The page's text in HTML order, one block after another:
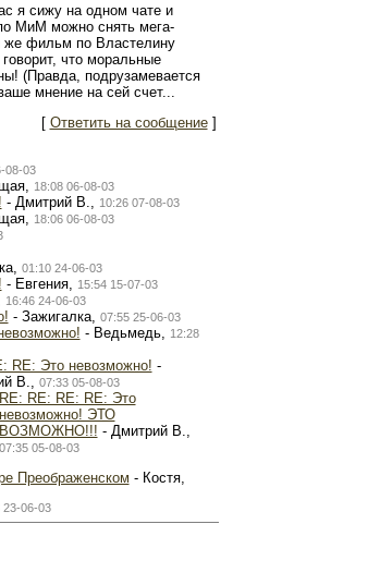
я сижу на одном чате и
МиМ можно снять мега-
же фильм по Властелину
что моральные
(Правда, подрузамевается
мнение на сей счет...
[ Ответить на сообщение]
08-03
18:08 06-08-03
- Дмитрий В., 10:26 07-08-03
18:06 06-08-03
01:10 24-06-03
- Евгения, 15:54 15-07-03
16:46 24-06-03
- Зажигалка, 07:55 25-06-03
- Ведьмедь, 12:28
RE: Это невозможно! -
В.,
07:33 05-08-03
RE: RE: RE: RE: Это
невозможно! ЭТО
ВОЗМОЖНО!!! - Дмитрий В.,
07:35 05-08-03
Преображенском - Костя,
23-06-03